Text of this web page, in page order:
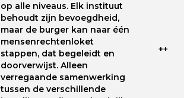
op alle niveaus. Elk instituut
behoudt zijn bevoegdheid,
maar de burger kan naar één
mensenrechtenloket
stappen, dat begeleidt en
doorverwijst. Alleen
verregaande samenwerking
tussen de verschillende
++